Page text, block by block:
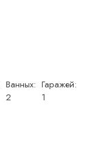
Ванных:
2
Гаражей:
1